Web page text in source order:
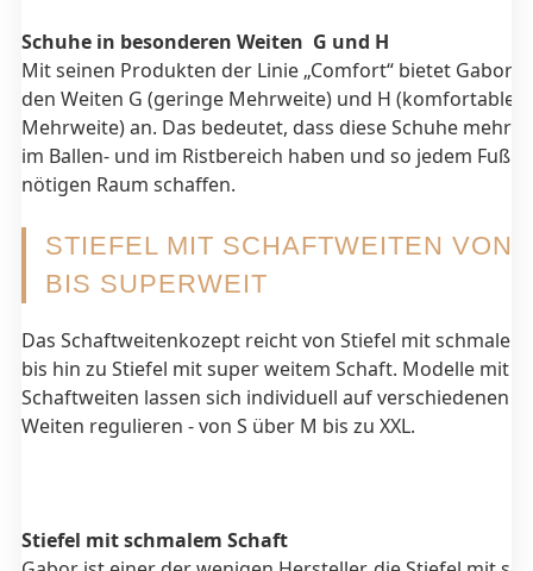
Schuhe in besonderen Weiten G und H
Mit seinen Produkten der Linie „Comfort“ bietet Gabor
den Weiten G (geringe Mehrweite) und H (komfortable
Mehrweite) an. Das bedeutet, dass diese Schuhe mehr
im Ballen- und im Ristbereich haben und so jedem Fuß
nötigen Raum schaffen.
STIEFEL MIT SCHAFTWEITEN VON
BIS SUPERWEIT
Das Schaftweitenkozept reicht von Stiefel mit schmalem
bis hin zu Stiefel mit super weitem Schaft. Modelle mit
Schaftweiten lassen sich individuell auf verschiedenen
Weiten regulieren - von S über M bis zu XXL.
Stiefel mit schmalem Schaft